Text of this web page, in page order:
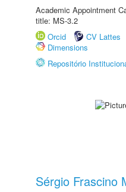
Academic Appointment
title: MS-3.2
Orcid
CV Lattes
Dimensions
Repositório
Sérgio Frascino